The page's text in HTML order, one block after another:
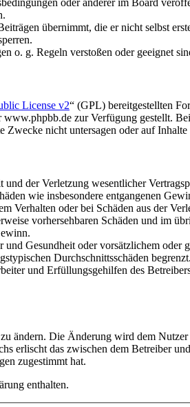
übernimmt, die er nicht selbst
o. g. Regeln verstoßen oder geeignet
License v2“ (GPL) bereitgestellten
zur Verfügung gestellt.
nicht untersagen oder auf
der Verletzung wesentlicher
wie insbesondere entgangenen
Verhalten oder bei Schäden aus der
vorhersehbaren Schäden und im
Gesundheit oder vorsätzlichem oder
Durchschnittsschäden
und Erfüllungsgehilfen des
ändern. Die Änderung wird dem
erlischt das zwischen dem Betreiber
zugestimmt hat.
enthalten.